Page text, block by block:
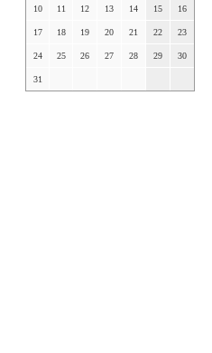
10 11 12 13 14 15 16
17 18 19 20 21 22 23
24 25 26 27 28 29 30
31